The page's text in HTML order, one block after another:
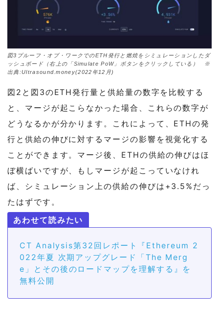
図3プルーフ・オブ・ワークでのETH発行と燃焼をシミュレーションしたダ
ッシュボード（右上の「Simulate PoW」ボタンをクリックしている） ※
出典:Ultrasound.money(2022年12月)
図2と図3のETH発行量と供給量の数字を比較する
と、マージが起こらなかった場合、これらの数字が
どうなるかが分かります。これによって、ETHの発
行と供給の伸びに対するマージの影響を視覚化する
ことができます。マージ後、ETHの供給の伸びはほ
ぼ横ばいですが、もしマージが起こっていなけれ
ば、シミュレーション上の供給の伸びは+3.5%だっ
たはずです。
CT Analysis第32回レポート『Ethereum 2
022年夏 次期アップグレード「The Merg
e」とその後のロードマップを理解する』を
無料公開